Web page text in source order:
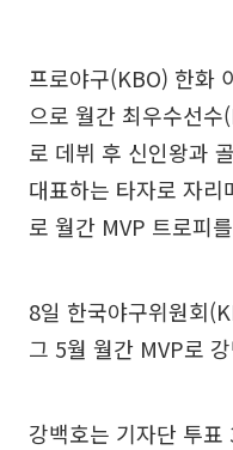
프로야구(KBO) 한화
으로 월간 최우수선
로 데뷔 후 신인왕과
대표하는 타자로 자
로 월간 MVP 트로피
8일 한국야구위원회
그 5월 월간 MVP로
강백호는 기자단 투